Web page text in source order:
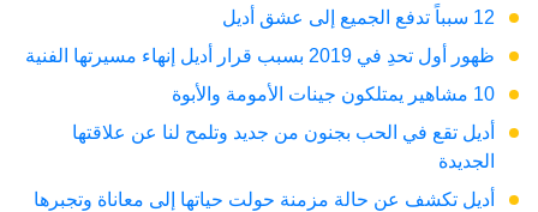
12 سبباً تدفع الجميع إلى عشق أديل
ظهور أول تحدِ في 2019 بسبب قرار أديل إنهاء مسيرتها الفنية
10 مشاهير يمتلكون جينات الأمومة والأبوة
أديل تقع في الحب بجنون من جديد وتلمح لنا عن علاقتها
الجديدة
أديل تكشف عن حالة مزمنة حولت حياتها إلى معاناة وتجبرها